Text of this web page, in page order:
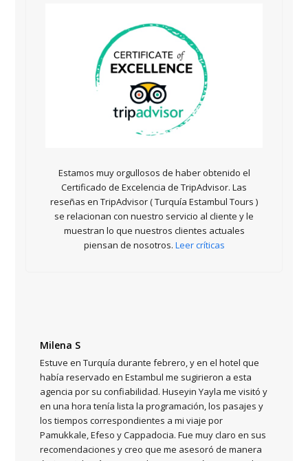
Estamos muy orgullosos de haber obtenido el
Certificado de Excelencia de TripAdvisor. Las
reseñas en TripAdvisor ( Turquía Estambul Tours )
se relacionan con nuestro servicio al cliente y le
muestran lo que nuestros clientes actuales
piensan de nosotros. Leer críticas
Milena S
Estuve en Turquía durante febrero, y en el hotel que
había reservado en Estambul me sugirieron a esta
agencia por su confiabilidad. Huseyin Yayla me visitó y
en una hora tenía lista la programación, los pasajes y
los tiempos correspondientes a mi viaje por
Pamukkale, Efeso y Cappadocia. Fue muy claro en sus
recomendaciones y creo que me asesoró de manera